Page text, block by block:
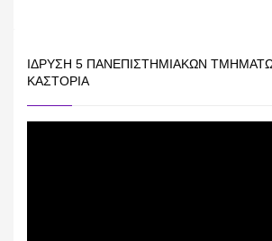
ΊΔΡΥΣΗ 5 ΠΑΝΕΠΙΣΤΗΜΙΑΚΏΝ
ΚΑΣΤΟΡΙΆ